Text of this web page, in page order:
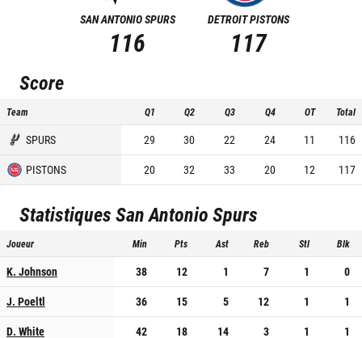
SAN ANTONIO SPURS
116
DETROIT PISTONS
117
Score
Team Q1 Q2 Q3 Q4 OT Total
SPURS 29 30 22 24 11
116
PISTONS
20 32 33 20 12 117
StatistiquesSan Antonio Spurs
Joueur Min Pts Ast Reb Stl Blk
K. Johnson 38 12 1 7 1
0
J. Poeltl
36 15 5 12 1
1
D. White
42 18 14 3 1
1